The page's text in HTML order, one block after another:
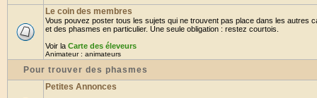
Le coin des membres
Vous pouvez poster tous les sujets qui ne trouvent pas place dans les autres
et des phasmes en particulier. Une seule obligation : restez courtois.
Voir la Carte des éleveurs
Animateur : animateurs
Pour trouver des phasmes
Petites Annonces